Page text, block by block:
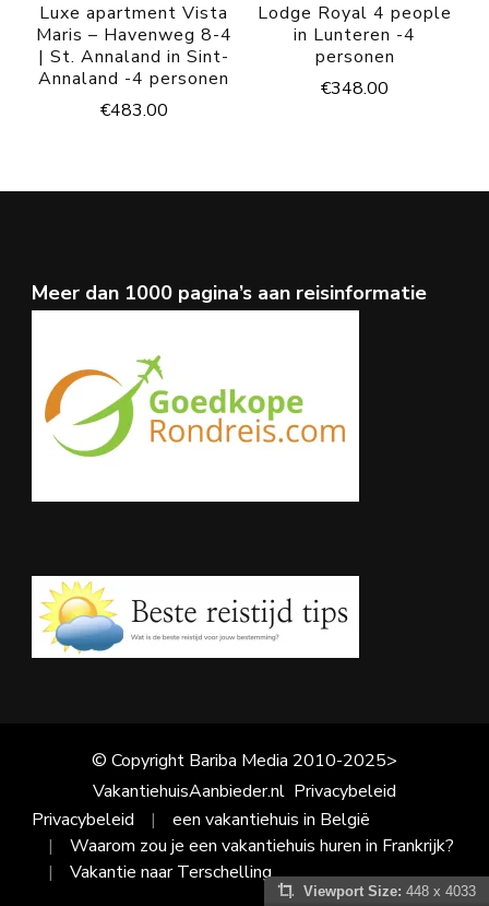
Luxe apartment Vista
Maris – Havenweg 8-4
| St. Annaland in Sint-
Annaland -4 personen
€483.00
Lodge Royal 4 people
in Lunteren -4
personen
€348.00
Meer dan 1000 pagina’s aan reisinformatie
© Copyright Bariba Media 2010-2025>
VakantiehuisAanbieder.nl Privacybeleid
Privacybeleid
een vakantiehuis in België
Waarom zou je een vakantiehuis huren in Frankrijk?
Vakantie naar Terschelling
Viewport Size: 448 x 4033